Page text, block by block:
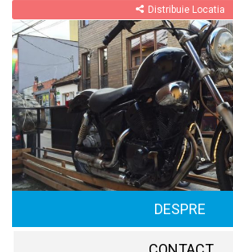
Distribuie Locatia
DESPRE